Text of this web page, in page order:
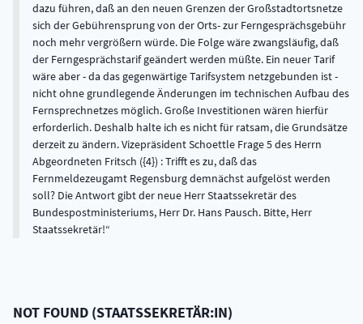
dazu führen, daß an den neuen Grenzen der Großstadtortsnetze
sich der Gebührensprung von der Orts- zur Ferngesprächsgebühr
noch mehr vergrößern würde. Die Folge wäre zwangsläufig, daß
der Ferngesprächstarif geändert werden müßte. Ein neuer Tarif
wäre aber - da das gegenwärtige Tarifsystem netzgebunden ist -
nicht ohne grundlegende Änderungen im technischen Aufbau des
Fernsprechnetzes möglich. Große Investitionen wären hierfür
erforderlich. Deshalb halte ich es nicht für ratsam, die Grundsätze
derzeit zu ändern. Vizepräsident Schoettle Frage 5 des Herrn
Abgeordneten Fritsch ({4}) : Trifft es zu, daß das
Fernmeldezeugamt Regensburg demnächst aufgelöst werden
soll? Die Antwort gibt der neue Herr Staatssekretär des
Bundespostministeriums, Herr Dr. Hans Pausch. Bitte, Herr
Staatssekretär!
NOT FOUND (STAATSSEKRETÄR:IN)